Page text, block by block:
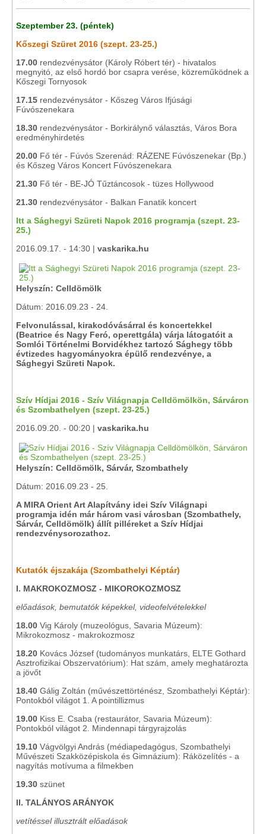
Szeptember 23. (péntek)
Kőszegi Szüret 2016 (szept. 23-25.)
17.00 rendezvénysátor (Károly Róbert tér) - hivatalos
megnyitó, az első hordó bor csapra verése, közreműködnek a
Kőszegi Tornyosok
17.15 rendezvénysátor - Kőszeg Város Ifjúsági
Fúvószenekara
18.30 rendezvénysátor - Borkirálynő választás, Város Bora
eredményhirdetés
20.00 Fő tér - Fúvós Szerenád: RÁZENE Fúvószenekar (Bp.)
és Kőszeg Város Koncert Fúvószenekara
21.30 Fő tér - BE-JÓ Tűztáncosok - tüzes Hollywood
21.30 rendezvénysátor - Balkan Fanatik koncert
Itt a Sághegyi Szüreti Napok 2016 programja (szept. 23-
25.)
2016.09.17. - 14:30 | vaskarika.hu
Helyszín: Celldömölk
Dátum: 2016.09.23 - 24.
Felvonulással, kirakodóvásárral és koncertekkel
(Beatrice és Nagy Feró, operettgála) várja látogatóit a
Somlói Történelmi Borvidékhez tartozó Sághegy több
évtizedes hagyományokra épülő rendezvénye, a
Sághegyi Szüreti Napok.
Szív Hídjai 2016 - Szív Világnapja Celldömölkön, Sárváron
és Szombathelyen (szept. 23-25.)
2016.09.20. - 00:20 | vaskarika.hu
Helyszín: Celldömölk, Sárvár, Szombathely
Dátum: 2016.09.23 - 25.
A MIRA Orient Art Alapítvány idei Szív Világnapi
programja idén már három vasi városban (Szombathely,
Sárvár, Celldömölk) állít pilléreket a Szív Hídjai
rendezvénysorozathoz.
Kutatók éjszakája (Szombathelyi Képtár)
I. MAKROKOZMOSZ - MIKOROKOZMOSZ
előadások, bemutatók képekkel, videofelvételekkel
18.00 Vig Károly (muzeológus, Savaria Múzeum):
Mikrokozmosz - makrokozmosz
18.20 Kovács József (tudományos munkatárs, ELTE Gothard
Asztrofizikai Obszervatórium): Hat szám, amely meghatározta
a jövőt
18.40 Gálig Zoltán (művészettörténész, Szombathelyi Képtár):
Pontokból világot 1. A pointillizmus
19.00 Kiss E. Csaba (restaurátor, Savaria Múzeum):
Pontokból világot 2. Mindennapi tárgyrajzolás
19.10 Vágvölgyi András (médiapedagógus, Szombathelyi
Művészeti Szakközépiskola és Gimnázium): Ráközelítés - a
nagyítás motívuma a filmekben
19.30 szünet
II. TALÁNYOS ARÁNYOK
vetítéssel illusztrált előadások